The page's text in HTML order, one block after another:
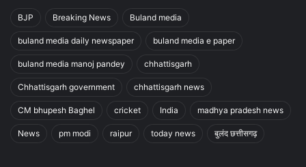
BJP Breaking News Buland media
buland media daily newspaper buland media e paper
buland media manoj pandey chhattisgarh
Chhattisgarh government chhattisgarh news
CM bhupesh Baghel cricket India madhya pradesh news
News pm modi raipur today news बुलंद छत्तीसगढ़